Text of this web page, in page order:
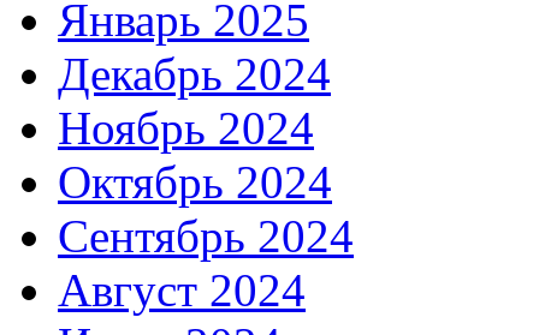
Январь 2025
Декабрь 2024
Ноябрь 2024
Октябрь 2024
Сентябрь 2024
Август 2024